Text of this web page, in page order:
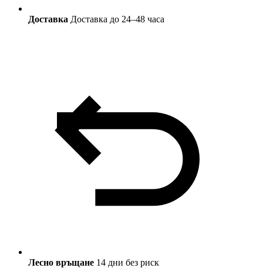
Доставка Доставка до 24–48 часа
Лесно връщане 14 дни без риск